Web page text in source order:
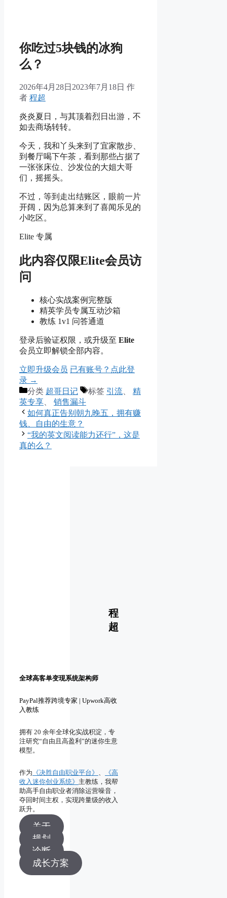
你吃过5块钱的冰狗
么？
2026年4月28日 2023年7月18日 作
者 程超
炎炎夏日，与其顶着烈日出游，不
如去商场转转。
今天，我和丫头来到了宜家散步、
到餐厅喝下午茶，看到那些占据了
一张张床位、沙发位的大姐大哥
们，摇摇头。
不过，等到走出结账区，眼前一片
开阔，因为总算来到了喜闻乐见的
小吃区。
Elite 专属
此内容仅限Elite会员访
问
核心实战案例完整版
精英学员专属互动沙箱
教练 1v1 问答通道
登录后验证权限，或升级至 Elite
会员立即解锁全部内容。
立即升级会员 已有账号？点此登
录 →
分类 超哥日记 标签 引流
精
英专享
销售漏斗
如何真正告别朝九晚五，拥有赚
钱、自由的生意？
“我的英文阅读能力还行”，这是
真的么？
程
超
全球高客单变现系统架构师
PayPal推荐跨境专家 | Upwork高收
入教练
拥有 20 余年全球化实战积淀，专
注研究“自由且高盈利”的迷你生意
模型。
作为 《决胜自由职业平台》 、
《高
收入迷你创业系统》 主教练，我帮
助高手自由职业者消除运营噪音，
夺回时间主权，实现跨量级的收入
跃升。
关于
规划
诊断
成长方案